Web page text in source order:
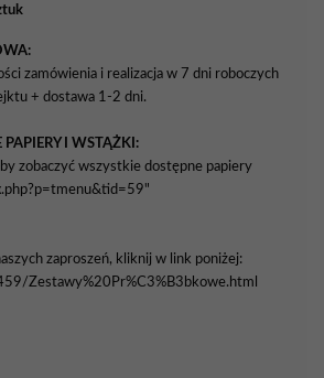
zamówienia i realizacja w 7 dni roboczych
+ dostawa 1-2 dni.
I WSTĄŻKI:
zobaczyć wszystkie dostępne papiery
zaproszeń, kliknij w link poniżej:
Zestawy%20Pr%C3%B3bkowe.html